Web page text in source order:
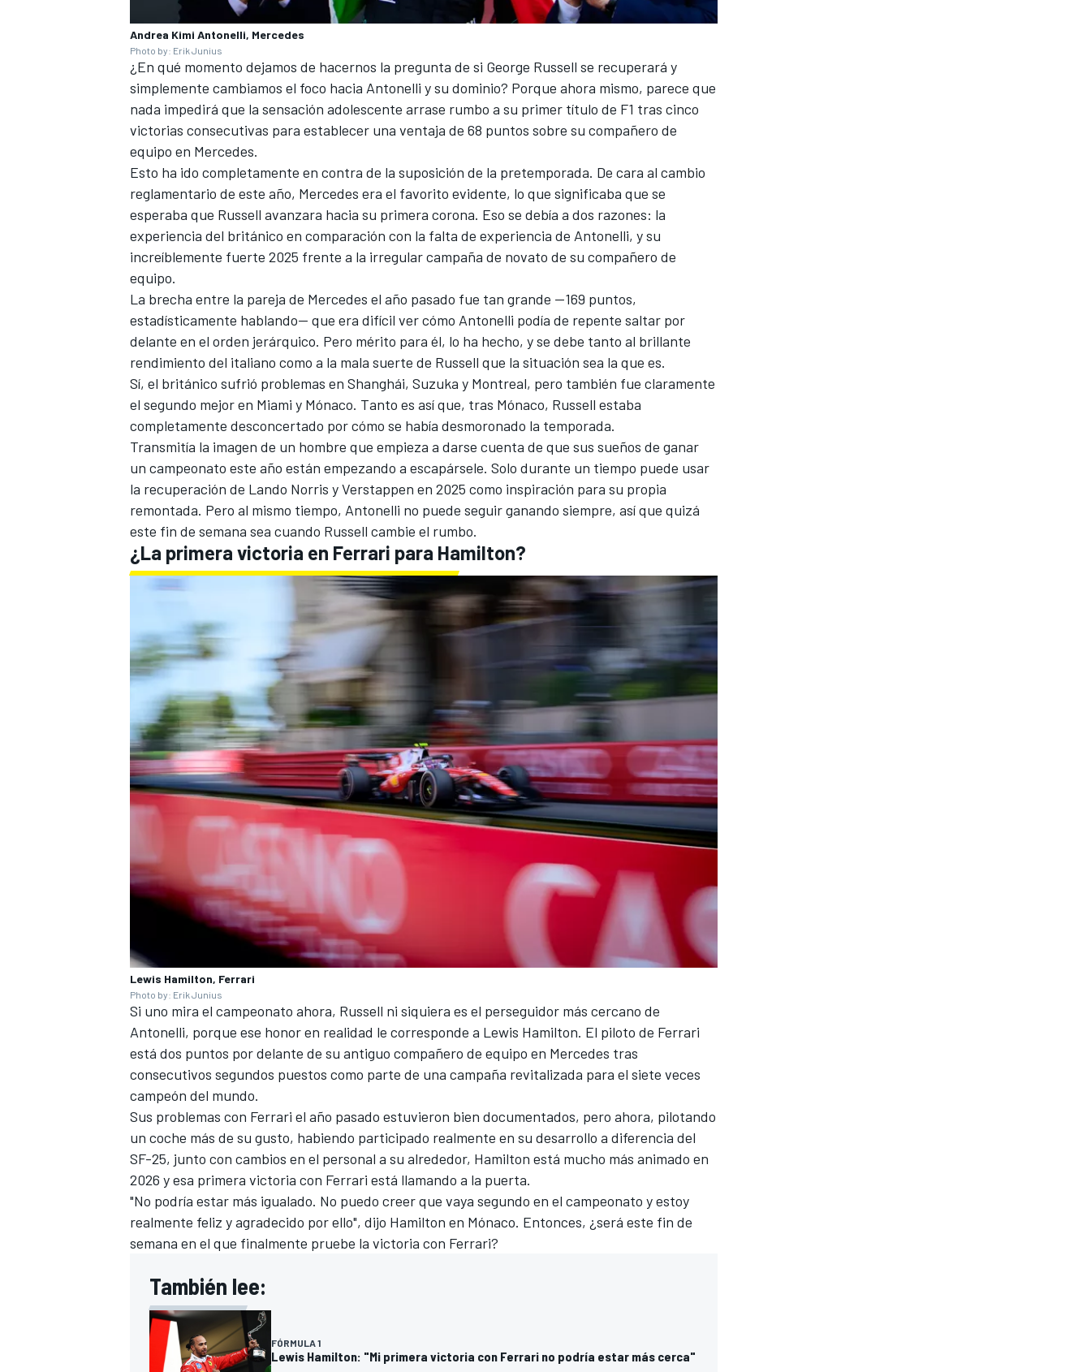
Andrea Kimi Antonelli, Mercedes
Photo by: Erik Junius
¿En qué momento dejamos de hacernos la pregunta de si George Russell se recuperará y
simplemente cambiamos el foco hacia Antonelli y su dominio? Porque ahora mismo, parece que
nada impedirá que la sensación adolescente arrase rumbo a su primer título de F1 tras cinco
victorias consecutivas para establecer una ventaja de 68 puntos sobre su compañero de
equipo en Mercedes.
Esto ha ido completamente en contra de la suposición de la pretemporada. De cara al cambio
reglamentario de este año, Mercedes era el favorito evidente, lo que significaba que se
esperaba que Russell avanzara hacia su primera corona. Eso se debía a dos razones: la
experiencia del británico en comparación con la falta de experiencia de Antonelli, y su
increíblemente fuerte 2025 frente a la irregular campaña de novato de su compañero de
equipo.
La brecha entre la pareja de Mercedes el año pasado fue tan grande —169 puntos,
estadísticamente hablando— que era difícil ver cómo Antonelli podía de repente saltar por
delante en el orden jerárquico. Pero mérito para él, lo ha hecho, y se debe tanto al brillante
rendimiento del italiano como a la mala suerte de Russell que la situación sea la que es.
Sí, el británico sufrió problemas en Shanghái, Suzuka y Montreal, pero también fue claramente
el segundo mejor en Miami y Mónaco. Tanto es así que, tras Mónaco, Russell estaba
completamente desconcertado por cómo se había desmoronado la temporada.
Transmitía la imagen de un hombre que empieza a darse cuenta de que sus sueños de ganar
un campeonato este año están empezando a escapársele. Solo durante un tiempo puede usar
la recuperación de Lando Norris y Verstappen en 2025 como inspiración para su propia
remontada. Pero al mismo tiempo, Antonelli no puede seguir ganando siempre, así que quizá
este fin de semana sea cuando Russell cambie el rumbo.
¿La primera victoria en Ferrari para Hamilton?
Lewis Hamilton, Ferrari
Photo by: Erik Junius
Si uno mira el campeonato ahora, Russell ni siquiera es el perseguidor más cercano de
Antonelli, porque ese honor en realidad le corresponde a Lewis Hamilton. El piloto de Ferrari
está dos puntos por delante de su antiguo compañero de equipo en Mercedes tras
consecutivos segundos puestos como parte de una campaña revitalizada para el siete veces
campeón del mundo.
Sus problemas con Ferrari el año pasado estuvieron bien documentados, pero ahora, pilotando
un coche más de su gusto, habiendo participado realmente en su desarrollo a diferencia del
SF-25, junto con cambios en el personal a su alrededor, Hamilton está mucho más animado en
2026 y esa primera victoria con Ferrari está llamando a la puerta.
"No podría estar más igualado. No puedo creer que vaya segundo en el campeonato y estoy
realmente feliz y agradecido por ello", dijo Hamilton en Mónaco. Entonces, ¿será este fin de
semana en el que finalmente pruebe la victoria con Ferrari?
También lee:
FÓRMULA 1
Lewis Hamilton: "Mi primera victoria con Ferrari no podría estar más cerca"